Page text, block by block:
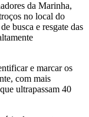
da Marinha,
no local do
busca e resgate das
e marcar os
com mais
ultrapassam 40